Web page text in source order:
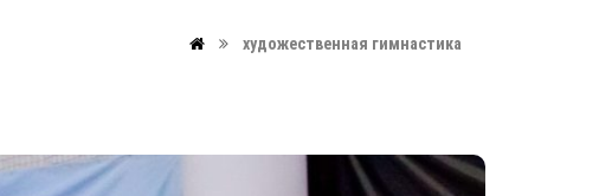
художественная гимнастика